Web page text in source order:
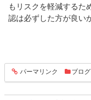
もリスクを軽減するた
認は必ずした方が良い
entry510
パーマリンク ブログ